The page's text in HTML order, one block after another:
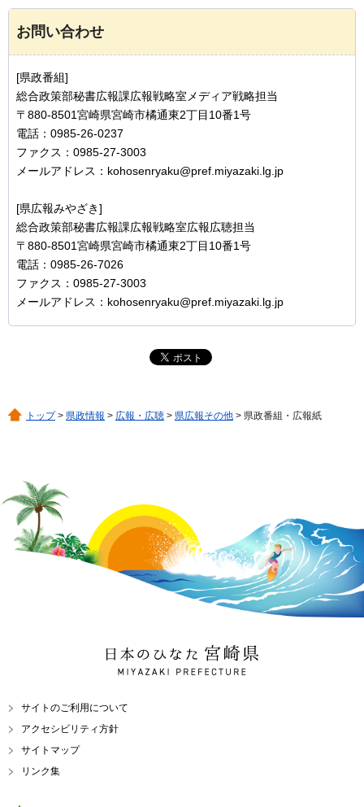
お問い合わせ
[県政番組]
総合政策部秘書広報課広報戦略室メディア戦略担当
〒880-8501宮崎県宮崎市橘通東2丁目10番1号
電話：0985-26-0237
ファクス：0985-27-3003
メールアドレス：kohosenryaku@pref.miyazaki.lg.jp
[県広報みやざき]
総合政策部秘書広報課広報戦略室広報広聴担当
〒880-8501宮崎県宮崎市橘通東2丁目10番1号
電話：0985-26-7026
ファクス：0985-27-3003
メールアドレス：kohosenryaku@pref.miyazaki.lg.jp
トップ> 県政情報 > 広報・広聴 > 県広報その他 > 県政番組・広報紙
日本のひなた 宮崎県
MIYAZAKI PREFECTURE
サイトのご利用について
アクセシビリティ方針
サイトマップ
リンク集